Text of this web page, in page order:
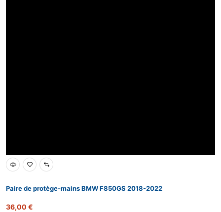
Paire de protège-mains BMW F850GS 2018-2022
36,00 €